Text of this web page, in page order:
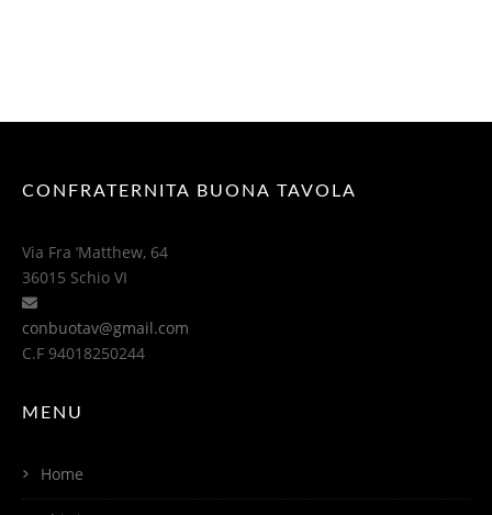
CONFRATERNITA BUONA TAVOLA
Via Fra ‘Matthew, 64
36015 Schio VI
conbuotav@gmail.com
C.F 94018250244
MENU
Home